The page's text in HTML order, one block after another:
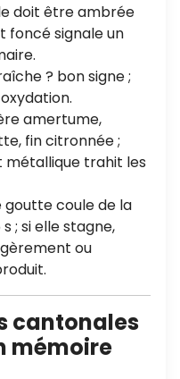
doit être ambrée
foncé signale un
? bon signe ;
amertume,
fin citronnée ;
métallique trahit les
goutte coule de la
; si elle stagne,
ou
cantonales
mémoire